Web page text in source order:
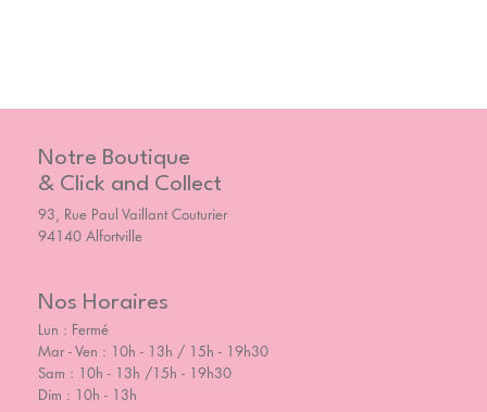
Notre Boutique
& Click and Collect
93, Rue Paul Vaillant Couturier
94140 Alfortville
Nos Horaires
Lun : Fermé
Mar - Ven : 10h - 13h / 15h - 19h30
Sam : 10h - 13h /15h - 19h30
Dim : 10h - 13h